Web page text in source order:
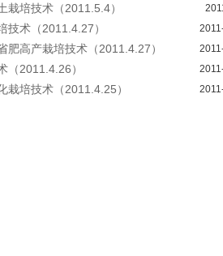
栽培技术（2011.5.4）
技术（2011.4.27）
肥高产栽培技术（2011.4.27）
（2011.4.26）
栽培技术（2011.4.25）